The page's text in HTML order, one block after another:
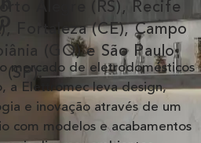
mercado de eletrodomésticos
a Elettromec leva design,
e inovação através de um
com modelos e acabamentos
Alegre (RS), Recife
Fortaleza (CE), Campo
(GO) e São Paulo
(SP).